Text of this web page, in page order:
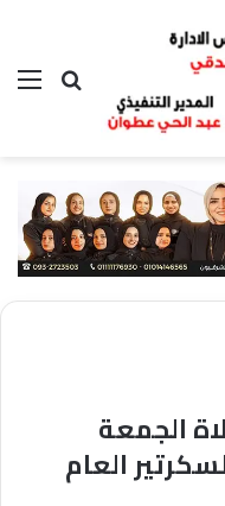
بحث عن
الجمعة
العام